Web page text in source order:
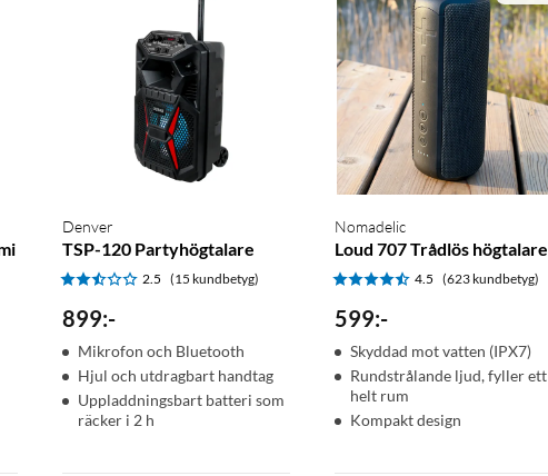
Denver
TSP-120 Partyhögtalare
2.5 (15 kundbetyg)
899:-
Mikrofon och Bluetooth
Hjul och utdragbart handtag
Uppladdningsbart batteri som
räcker i 2 h
Nomadelic
Loud 707 Trådlös högtalare
4.5 (623 kundbetyg)
599:-
Skyddad mot vatten (IPX7)
Rundstrålande ljud, fyller ett
helt rum
Kompakt design